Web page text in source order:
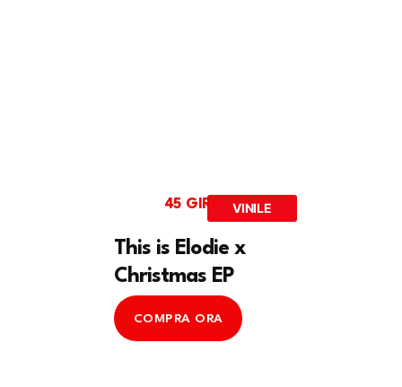
45 GIRI VINILE
This is Elodie x
Christmas EP
COMPRA ORA